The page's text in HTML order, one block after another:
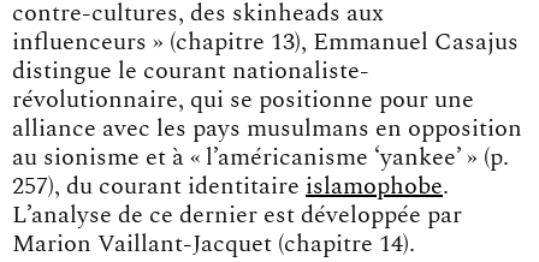
contre-cultures, des skinheads aux
influenceurs » (chapitre 13), Emmanuel Casajus
distingue le courant nationaliste-
révolutionnaire, qui se positionne pour une
alliance avec les pays musulmans en opposition
au sionisme et à « l’américanisme ‘yankee’ » (p.
257), du courant identitaire islamophobe.
L’analyse de ce dernier est développée par
Marion Vaillant-Jacquet (chapitre 14).